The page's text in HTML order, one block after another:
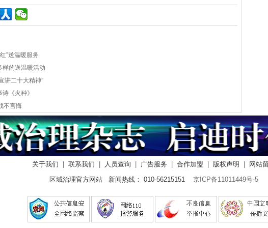
”送温暖服务
样的送温暖活动
讲二十大精神”
《火种》
不言悔
关于我们 联系我们 人员查询 广告服务 合作加盟 版权声明
网站
区域治理官方网站 新闻热线： 010-56215151 京ICP备11011449号-5